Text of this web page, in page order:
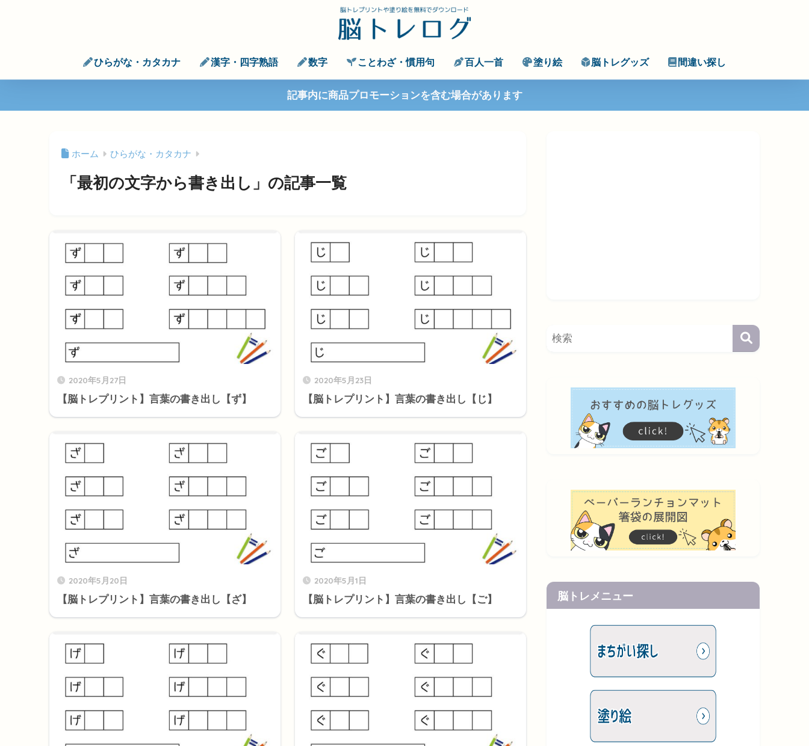
ひらがな・カタカナ 漢字・四字熟語 数字 ことわざ・慣用句 百人一首 塗り絵 脳トレグッズ 間違い探し
記事内に商品プロモーションを含む場合があります
ホーム ひらがな・カタカナ
「最初の文字から書き出し」の記事一覧
2020年5月27日
【脳トレプリント】言葉の書き出し【ず】
2020年5月23日
【脳トレプリント】言葉の書き出し【じ】
2020年5月20日
【脳トレプリント】言葉の書き出し【ざ】
2020年5月1日
【脳トレプリント】言葉の書き出し【ご】 脳トレメニュー